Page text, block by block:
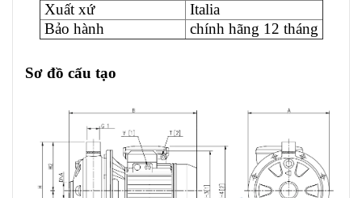
Xuất xứ
Italia
Bảo hành
chính hãng 12 tháng
Sơ đồ cấu tạo